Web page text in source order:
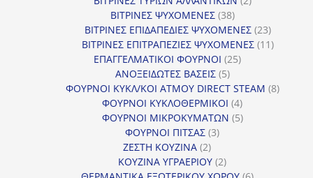
ΒΙΤΡΙΝΕΣ ΨΥΧΟΜΕΝΕΣ 3838
προϊόντα
ΒΙΤΡΙΝΕΣ ΕΠΙΔΑΠΕΔΙΕΣ ΨΥΧΟΜΕΝΕΣ 2323
προϊόντα
ΒΙΤΡΙΝΕΣ ΕΠΙΤΡΑΠΕΖΙΕΣ ΨΥΧΟΜΕΝΕΣ 1111
ΕΠΑΓΓΕΛΜΑΤΙΚΟΙ ΦΟΥΡΝΟΙ 2525
ΑΝΟΞΕΙΔΩΤΕΣ ΒΑΣΕΙΣ 55
προϊόντα
ΦΟΥΡΝΟΙ ΚΥΚΛ/ΚΟΙ ΑΤΜΟΥ DIRECT STEAM 88
ΦΟΥΡΝΟΙ ΚΥΚΛΟΘΕΡΜΙΚΟΙ 44
προϊόντα
ΦΟΥΡΝΟΙ ΜΙΚΡΟΚΥΜΑΤΩΝ 55
ΦΟΥΡΝΟΙ ΠΙΤΣΑΣ 33
ΖΕΣΤΗ ΚΟΥΖΙΝΑ 22
προϊόντα
ΚΟΥΖΙΝΑ ΥΓΡΑΕΡΙΟΥ 22
προϊόντα
6